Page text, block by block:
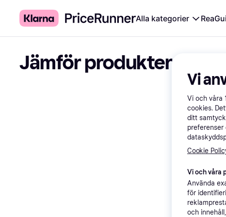
Alla kategorier Rea
Jämför produkter
Vi
Vi och våra
cookies.
ditt
preferenser
Cookie
Vi och våra
Använda
för
och